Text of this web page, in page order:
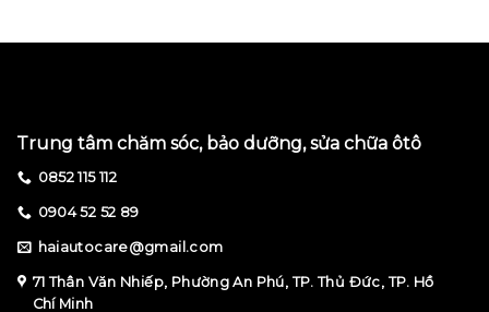
Trung tâm chăm sóc, bảo dưỡng, sửa chữa ôtô
0852 115 112
0904 52 52 89
haiautocare@gmail.com
71 Thân Văn Nhiếp, Phường An Phú, TP. Thủ Đức, TP. Hồ
Chí Minh